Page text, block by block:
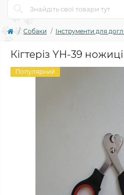
Собаки Інструменти для
Кігтеріз YH-39
Популярний